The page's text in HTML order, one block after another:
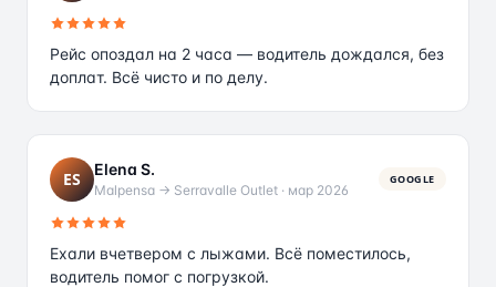
Рейс опоздал на 2 часа — водитель дождался, без
доплат. Всё чисто и по делу.
ES Elena S.
Malpensa → Serravalle Outlet · мар 2026
GOOGLE
Ехали вчетвером с лыжами. Всё поместилось,
водитель помог с погрузкой.